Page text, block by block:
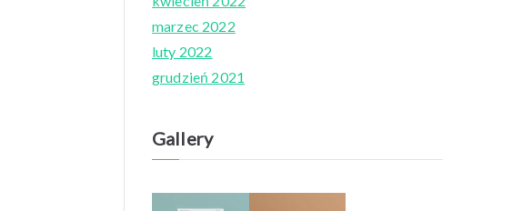
marzec 2022
luty 2022
grudzień 2021
Gallery